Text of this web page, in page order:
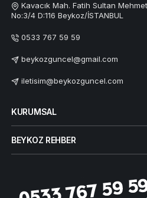
Kavacık Mah. Fatih Sultan
No:3/4 D:116 Beykoz/İSTANBUL
0533 767 59 59
beykozguncel@gmail.com
iletisim@beykozguncel.com
KURUMSAL
BEYKOZ REHBER